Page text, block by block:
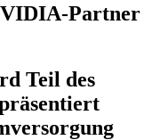
Partner
Teil des